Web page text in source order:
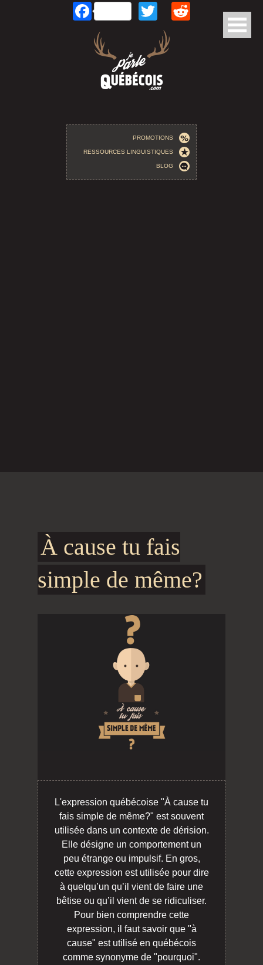
Aller au contenu principalFacebookTwitterReddit
PROMOTIONS
RESSOURCES LINGUISTIQUES
BLOG
À cause tu fais
simple de même?
L'expression québécoise "À cause tu
fais simple de même?" est souvent
utilisée dans un contexte de dérision.
Elle désigne un comportement un
peu étrange ou impulsif. En gros,
cette expression est utilisée pour dire
à quelqu’un qu’il vient de faire une
bêtise ou qu’il vient de se ridiculiser.
Pour bien comprendre cette
expression, il faut savoir que "à
cause" est utilisé en québécois
comme synonyme de "pourquoi".